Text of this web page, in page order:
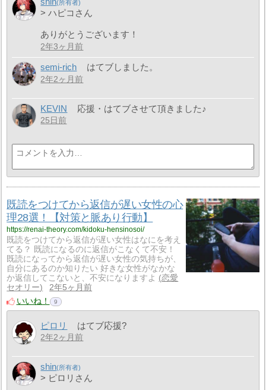
> ハピコさん
ありがとうございます！
2年3ヶ月前
semi-rich はてブしました。
2年2ヶ月前
KEVIN 応援・はてブさせて頂きました♪
25日前
既読をつけてから返信が遅い女性の心
理28選！【対策と脈あり行動】
https://renai-theory.com/kidoku-hensinosoi/
既読をつけてから返信が遅い女性はなにを考え
てる？ 既読になるのに返信がこなくて不安！
既読になってから返信が遅い女性の気持ちが、
自分にあるのか知りたい 好きな女性がなかな
か返信してこないと、不安になりますよ
恋愛
セオリー
2年5ヶ月前
いいね！
9
ピロリ はてブ応援?
2年2ヶ月前
shin
> ピロリさん